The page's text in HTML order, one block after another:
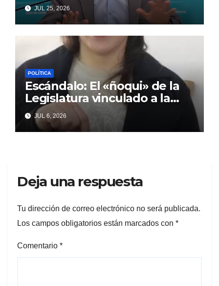
que Cagliardi espera ansioso
JUL 25, 2026
POLÍTICA
Escándalo: El «ñoqui» de la
Legislatura vinculado a la
concejal libertaria no quiere
soltar al «ESTADO»
JUL 6, 2026
Deja una respuesta
Tu dirección de correo electrónico no será publicada.
Los campos obligatorios están marcados con *
Comentario *